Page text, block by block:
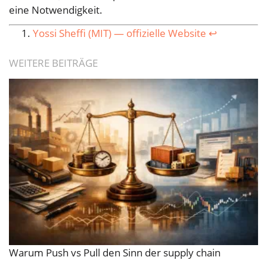
eine Notwendigkeit.
Yossi Sheffi (MIT) — offizielle Website ↩︎
WEITERE BEITRÄGE
Warum Push vs Pull den Sinn der supply chain